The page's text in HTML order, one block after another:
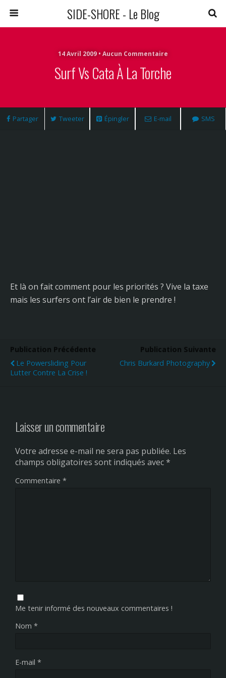
SIDE-SHORE - Le Blog
14 Avril 2009 • Aucun Commentaire
Surf Vs Cata À La Torche
Partager Tweeter Épingler E-mail SMS
Et là on fait comment pour les priorités ? Vive la taxe
mais les surfers ont l’air de bien le prendre !
Publication Précédente
Le Powersliding Pour
Lutter Contre La Crise !
Publication Suivante
Chris Burkard Photography
Laisser un commentaire
Votre adresse e-mail ne sera pas publiée. Les
champs obligatoires sont indiqués avec*
Commentaire *
Me tenir informé des nouveaux commentaires !
Nom *
E-mail *